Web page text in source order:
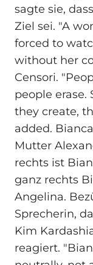
sagte sie,
Ziel sei. "A
forced to
without her
Censori.
people erase.
they create,
added.
Mutter
rechts ist
ganz rechts
Angelina.
Sprecherin,
Kim
reagiert.